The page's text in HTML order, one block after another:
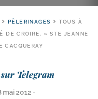
PÈLERINAGES
TOUS À
DE CROIRE. » STE JEANNE
CACQUERAY
Telegram
mai 2012 -